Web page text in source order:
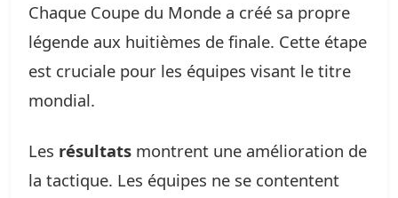
Chaque Coupe du Monde a créé sa propre
légende aux huitièmes de finale. Cette étape
est cruciale pour les équipes visant le titre
mondial.
Les résultats montrent une amélioration de
la tactique. Les équipes ne se contentent